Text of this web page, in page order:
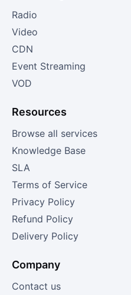
Radio
Video
CDN
Event Streaming
VOD
Resources
Browse all services
Knowledge Base
SLA
Terms of Service
Privacy Policy
Refund Policy
Delivery Policy
Company
Contact us